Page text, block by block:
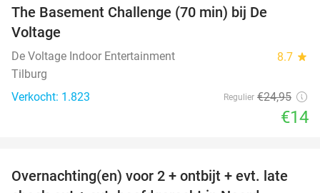
The Basement Challenge (70 min) bij De
Voltage
De Voltage Indoor Entertainment 8.7 star
Tilburg
Verkocht: 1.823
Regulier €24,95
€14
42%
Overnachting(en) voor 2 + ontbijt + evt. late